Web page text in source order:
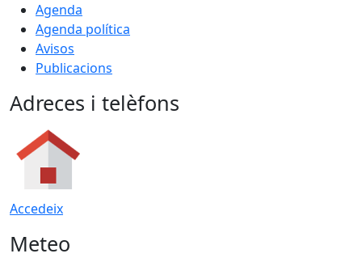
Agenda
Agenda política
Avisos
Publicacions
Adreces i telèfons
Accedeix
Meteo